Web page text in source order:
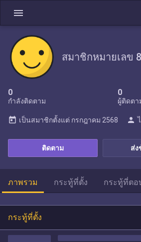
menu
สมาชิกหมายเลข
0
กำลังติดตาม
0
ผู้ติดตา
ส่ง
ติดตาม
today เป็นสมาชิกตั้งแต่ กรกฎาคม 2568 person
ภาพรวม กระทู้ที่ตั้ง กระทู้ที่ตอ
กระทู้ที่ตั้ง